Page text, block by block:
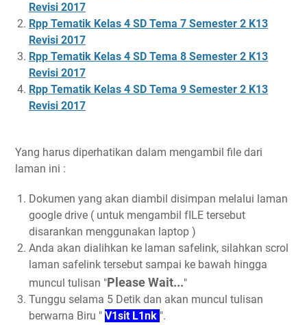
Revisi 2017
Rpp Tematik Kelas 4 SD Tema 7 Semester 2 K13
Revisi 2017
Rpp Tematik Kelas 4 SD Tema 8 Semester 2 K13
Revisi 2017
Rpp Tematik Kelas 4 SD Tema 9 Semester 2 K13
Revisi 2017
Yang harus diperhatikan dalam mengambil file dari
laman ini :
Dokumen yang akan diambil disimpan melalui laman
google drive ( untuk mengambil fILE tersebut
disarankan menggunakan laptop )
Anda akan dialihkan ke laman safelink, silahkan scrol
laman safelink tersebut sampai ke bawah hingga
muncul tulisan "Please Wait..."
Tunggu selama 5 Detik dan akan muncul tulisan
berwarna Biru " V1sit L1nk ".